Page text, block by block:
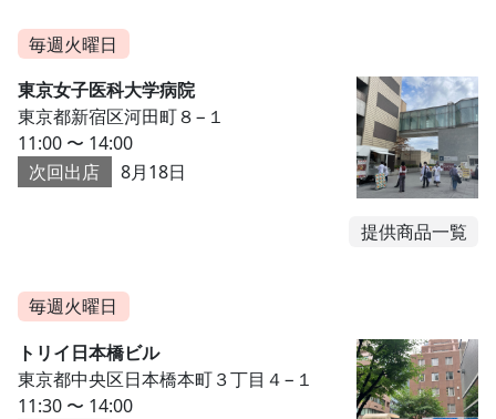
毎週火曜日
東京女子医科大学病院
東京都新宿区河田町８−１
11:00 〜 14:00
次回出店
8月18日
提供商品一覧
毎週火曜日
トリイ日本橋ビル
東京都中央区日本橋本町３丁目４−１
11:30 〜 14:00